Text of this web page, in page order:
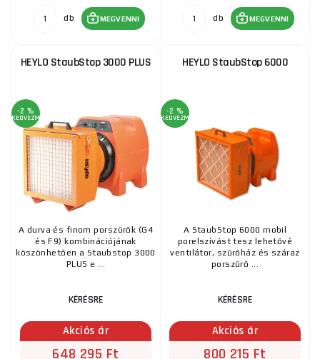
db MEGVENNI db MEGVENNI
HEYLO StaubStop 3000 PLUS
-2 %
KEDVEZMÉNY
A durva és finom porszűrők (G4
és F9) kombinációjának
köszönhetően a Staubstop 3000
PLUS e ...
KÉRÉSRE
Akciós ár
648 295 Ft
HEYLO StaubStop 6000
-2 %
KEDVEZMÉNY
A StaubStop 6000 mobil
porelszívást tesz lehetővé
ventilátor, szűrőház és száraz
porszűrő ...
KÉRÉSRE
Akciós ár
800 215 Ft